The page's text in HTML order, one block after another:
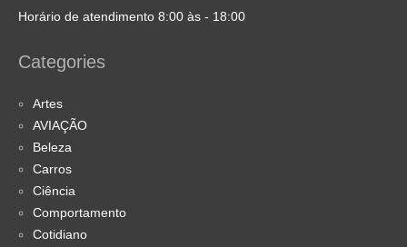
Horário de atendimento 8:00 às - 18:00
Categories
Artes
AVIAÇÃO
Beleza
Carros
Ciência
Comportamento
Cotidiano